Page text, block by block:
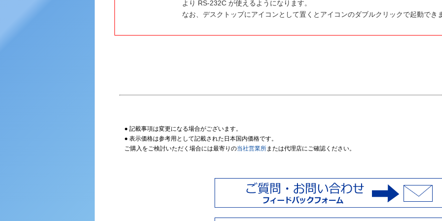
より RS-232C が使えるようになります。
なお、デスクトップにアイコンとして置くとアイコンのダブルクリックで起動でき
● 記載事項は変更になる場合がございます。
● 表示価格は参考用として記載された日本国内価格です。
ご購入をご検討いただく場合には最寄りの当社営業所または代理店にご確認ください。